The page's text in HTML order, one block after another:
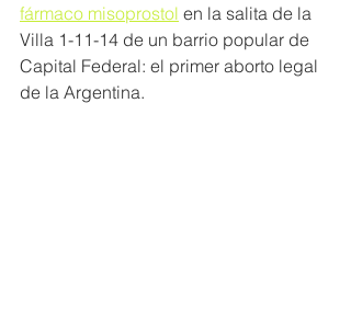
fármaco misoprostol en la salita de la
Villa 1-11-14 de un barrio popular de
Capital Federal: el primer aborto legal
de la Argentina.